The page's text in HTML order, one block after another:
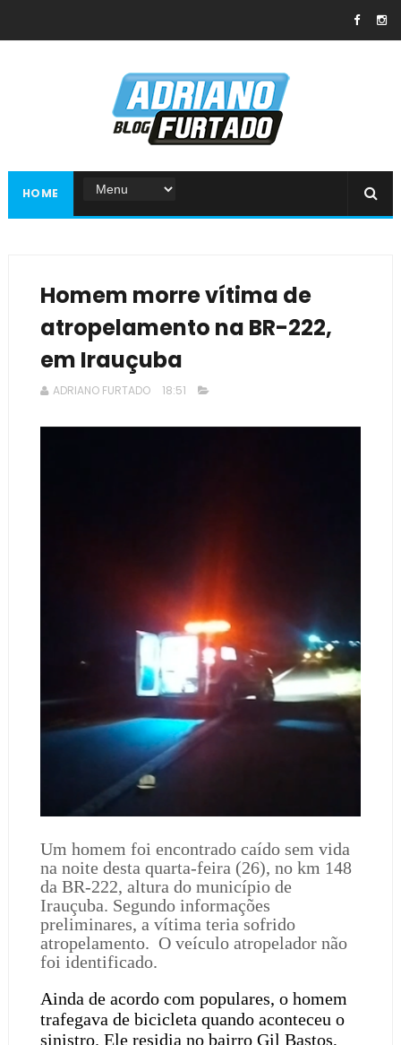
HOME
Homem morre vítima de
atropelamento na BR-222,
em Irauçuba
ADRIANO FURTADO 18:51
Um homem foi encontrado caído sem vida
na noite desta quarta-feira (26), no km 148
da BR-222, altura do município de
Irauçuba. Segundo informações
preliminares, a vítima teria sofrido
atropelamento. O veículo atropelador não
foi identificado.
Ainda de acordo com populares, o homem
trafegava de bicicleta quando aconteceu o
sinistro. Ele residia no bairro Gil Bastos,